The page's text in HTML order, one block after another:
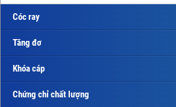
Cóc ray
Tăng đơ
Khóa cáp
Chứng chỉ chất lượng